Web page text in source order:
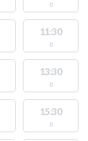
0
11:30
0
13:30
0
15:30
0